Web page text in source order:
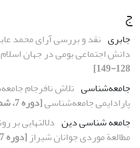
ج
جابری نقد و بررسی آرای محمد
دانش اجتماعی بومی در جهان اسلام
128-149]
جامعه‌شناسی تلاش نافرجام
پارادایمی جامعه‌شناسی[دوره 7، شماره 4، 1392، صفحه 30-54]
جامعه شناسی دین دلالتهایی بر
مطالعة موردی جوانان شیراز [دوره 7، شماره 1، 1392، صفحه 30-59]